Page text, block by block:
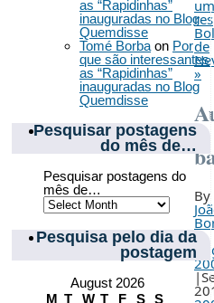
de
»
e
By
|
|
as “Rapidinhas”
inauguradas no Blog
Quemdisse
Tomé Borba on Por
que são interessantes
as “Rapidinhas”
inauguradas no Blog
Quemdisse
Pesquisar postagens
do mês de…
Pesquisar postagens do
mês de…
Pesquisa pelo dia da
postagem
August 2026
M T W T F S S